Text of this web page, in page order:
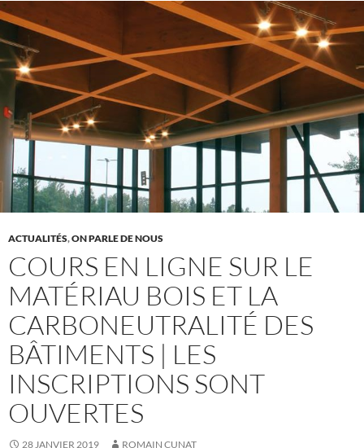
ACTUALITÉS,ON PARLE DE NOUS
COURS EN LIGNE SUR LE
MATÉRIAU BOIS ET LA
CARBONEUTRALITÉ DES
BÂTIMENTS | LES
INSCRIPTIONS SONT
OUVERTES
28 JANVIER 2019 ROMAIN CUNAT